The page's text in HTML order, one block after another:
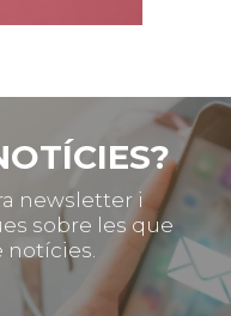
newsletter i
sobre les que
notícies.